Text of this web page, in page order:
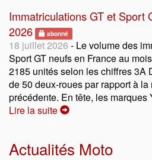
Immatriculations GT et Sport
2026
abonné
18 juillet 2026 - Le volume des
Sport GT neufs en France au
2185 unités selon les chiffres 3A
de 50 deux-roues par rapport à
précédente. En tête, les marques
Lire la suite
Actualités Moto